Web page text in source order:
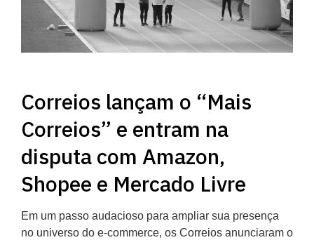
Correios lançam o “Mais
Correios” e entram na
disputa com Amazon,
Shopee e Mercado Livre
Em um passo audacioso para ampliar sua presença
no universo do e-commerce, os Correios anunciaram o